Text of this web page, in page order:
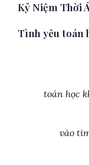
Kỷ Niệm Thời
Tình yêu toán
toán học
vào